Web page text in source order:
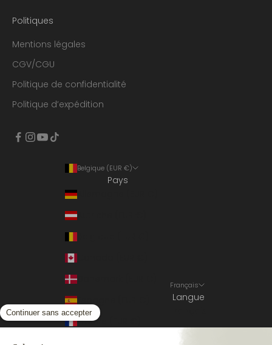
Politiques
Mentions légales
CGV/CGU
Politique de confidentialité
Politique d’expédition
Belgique (EUR €)
Pays
France (EUR €)
Français
Langue